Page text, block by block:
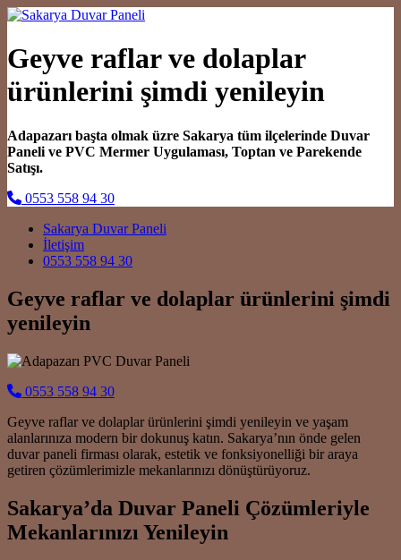
Geyve raflar ve dolaplar
ürünlerini şimdi yenileyin
Adapazarı başta olmak üzre Sakarya tüm ilçelerinde Duvar
Paneli ve PVC Mermer Uygulaması, Toptan ve Parekende
Satışı.
0553 558 94 30
Main Navigation
Sakarya Duvar Paneli
İletişim
0553 558 94 30
Geyve raflar ve dolaplar ürünlerini şimdi
yenileyin
0553 558 94 30
Geyve raflar ve dolaplar ürünlerini şimdi yenileyin ve yaşam
alanlarınıza modern bir dokunuş katın. Sakarya’nın önde gelen
duvar paneli firması olarak, estetik ve fonksiyonelliği bir araya
getiren çözümlerimizle mekanlarınızı dönüştürüyoruz.
Sakarya’da Duvar Paneli Çözümleriyle
Mekanlarınızı Yenileyin